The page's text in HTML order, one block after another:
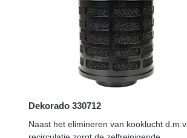
Dekorado 330712
Naast het elimineren van kooklucht d.m.v.